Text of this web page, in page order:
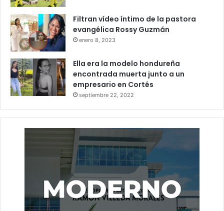
Filtran vídeo íntimo de la pastora
evangélica Rossy Guzmán
enero 8, 2023
Ella era la modelo hondureña
encontrada muerta junto a un
empresario en Cortés
septiembre 22, 2022